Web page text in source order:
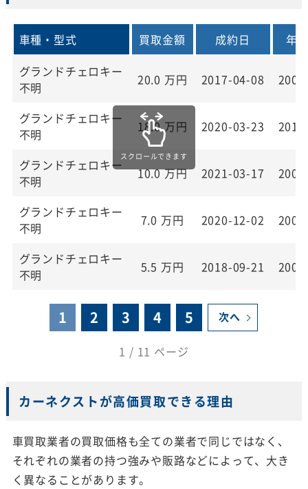
車種・型式 買取金額 成約日
年
グランドチェロキー
不明
20.0 万円 2017-04-08 2008
グランドチェロキー
不明
18.0万円 2020-03-23 2015
グランドチェロキー
不明
10.0万円 2021-03-17 2005
グランドチェロキー
不明
7.0 万円 2020-12-02 2006
グランドチェロキー
不明
5.5 万円 2018-09-21 2005
1 2 3 4 5 次へ
1 / 11 ページ
カーネクストが高価買取できる理由
車買取業者の買取価格も全ての業者で同じではなく、
それぞれの業者の持つ強みや販路などによって、大き
く異なることがあります。